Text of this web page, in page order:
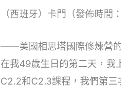
（西班牙）卡門（發佈時間
——美國相思塔國際修煉營
在我49歲生日的第二天，我
C2.2和C2.3課程，我們第三